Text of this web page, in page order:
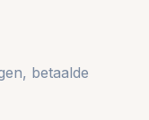
betaalde